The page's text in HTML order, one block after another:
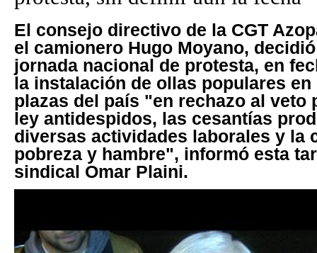
El consejo directivo de la CGT
el camionero Hugo Moyano,
jornada nacional de protesta, en
la instalación de ollas populares
plazas del paí­s "en rechazo al veto
ley antidespidos, las cesantí­as
diversas actividades laborales y la
pobreza y hambre", informó esta
sindical Omar Plaini.